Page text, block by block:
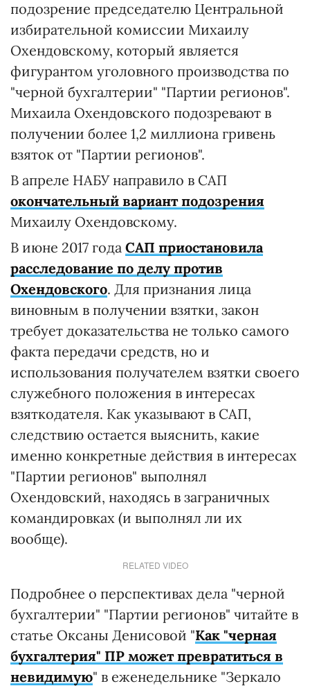
подозрение председателю Центральной
избирательной комиссии Михаилу
Охендовскому, который является
фигурантом уголовного производства по
"черной бухгалтерии" "Партии регионов".
Михаила Охендовского подозревают в
получении более 1,2 миллиона гривень
взяток от "Партии регионов".
В апреле НАБУ направило в САП
окончательный вариант подозрения
Михаилу Охендовскому.
В июне 2017 года САП приостановила
расследование по делу против
Охендовского. Для признания лица
виновным в получении взятки, закон
требует доказательства не только самого
факта передачи средств, но и
использования получателем взятки своего
служебного положения в интересах
взяткодателя. Как указывают в САП,
следствию остается выяснить, какие
именно конкретные действия в интересах
"Партии регионов" выполнял
Охендовский, находясь в заграничных
командировках (и выполнял ли их
вообще).
RELATED VIDEO
Подробнее о перспективах дела "черной
бухгалтерии" "Партии регионов" читайте в
статье Оксаны Денисовой "Как "черная
бухгалтерия" ПР может превратиться в
невидимую" в еженедельнике "Зеркало